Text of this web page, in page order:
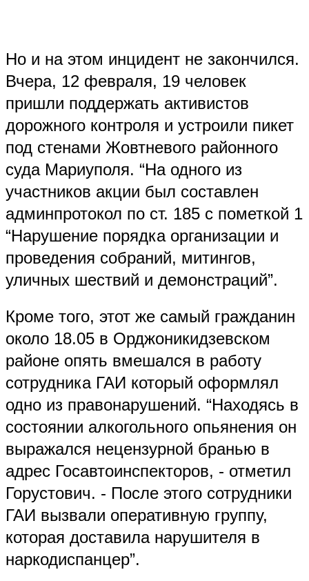
Но и на этом инцидент не закончился.
Вчера, 12 февраля, 19 человек
пришли поддержать активистов
дорожного контроля и устроили пикет
под стенами Жовтневого районного
суда Мариуполя. “На одного из
участников акции был составлен
админпротокол по ст. 185 с пометкой 1
“Нарушение порядка организации и
проведения собраний, митингов,
уличных шествий и демонстраций”.
Кроме того, этот же самый гражданин
около 18.05 в Орджоникидзевском
районе опять вмешался в работу
сотрудника ГАИ который оформлял
одно из правонарушений. “Находясь в
состоянии алкогольного опьянения он
выражался нецензурной бранью в
адрес Госавтоинспекторов, - отметил
Горустович. - После этого сотрудники
ГАИ вызвали оперативную группу,
которая доставила нарушителя в
наркодиспанцер”.